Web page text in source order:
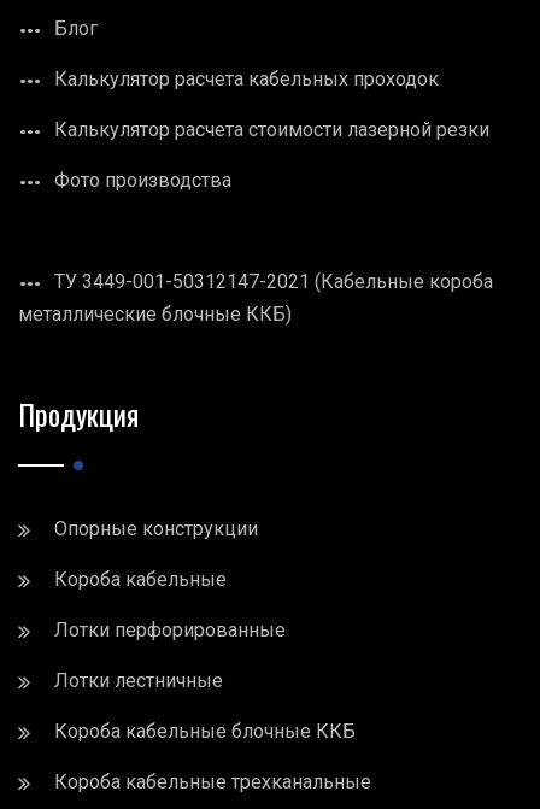
Блог
Калькулятор расчета кабельных проходок
Калькулятор расчета стоимости лазерной резки
Фото производства
ТУ 3449-001-50312147-2021 (Кабельные короба
металлические блочные ККБ)
Продукция
Опорные конструкции
Короба кабельные
Лотки перфорированные
Лотки лестничные
Короба кабельные блочные ККБ
Короба кабельные трехканальные